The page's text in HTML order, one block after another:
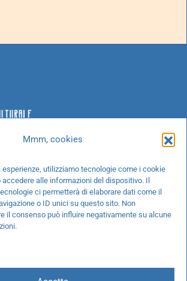
Mmm, cookies
esperienze, utilizziamo tecnologie come i cookie
alle informazioni del dispositivo. Il
ci permetterà di elaborare dati come il
o ID unici su questo sito. Non
il consenso può influire negativamente su alcune